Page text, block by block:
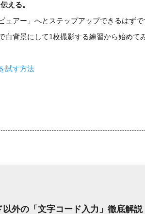
える。
アー」へとステップアップできるはずで
背景にして1枚撮影する練習から始めて
試す方法
外の「文字コード入力」徹底解説